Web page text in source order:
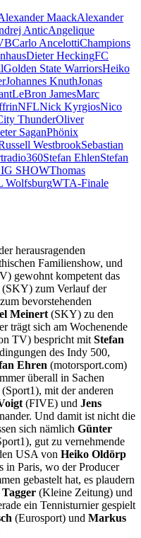
MaackAlexander
AnticAngelique
Carlo AncelottiChampions
Dieter HeckingFC
Golden State WarriorsHeiko
Johannes KnuthJonas
LeBron JamesMarc
NFLNick KyrgiosNico
ThunderOliver
SaganPhönix
WestbrookSebastian
Stefan EhlenStefan
SHOWThomas
WolfsburgWTA-Finale
herausragenden
Familienshow, und
gewohnt kompetent das
(SKY) zum Verlauf der
bevorstehenden
Meinert (SKY) zu den
trägt sich am Wochenende
TV) bespricht mit Stefan
des Indy 500,
Ehren (motorsport.com)
überall in Sachen
(Sport1), mit der anderen
(FIVE) und Jens
Und damit ist nicht die
sich nämlich Günter
gut zu vernehmende
USA von Heiko Oldörp
in Paris, wo der Producer
gebastelt hat, es plaudern
(Kleine Zeitung) und
ein Tennisturnier gespielt
(Eurosport) und Markus